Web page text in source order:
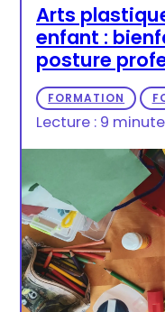
Arts
enfant :
posture
FORMATION
Lecture : 9